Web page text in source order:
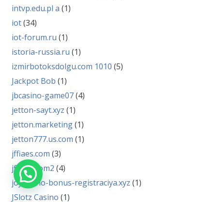
intvp.edu.pl a (1)
iot(34)
iot-forum.ru (1)
istoria-russia.ru (1)
izmirbotoksdolgu.com 1010 (5)
Jackpot Bob (1)
jbcasino-game07(4)
jetton-sayt.xyz (1)
jetton.marketing(1)
jetton777.us.com (1)
jffiaes.com (3)
jffiaes.com2 (4)
joycasino-bonus-registraciya.xyz (1)
JSlotz Casino (1)